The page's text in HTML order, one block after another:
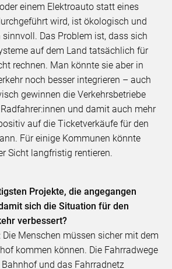
einem Elektroauto statt eines
wird, ist ökologisch und
Das Problem ist, dass sich
auf dem Land tatsächlich für
rechnen. Man könnte sie aber in
noch besser integrieren – auch
gewinnen die Verkehrsbetriebe
und damit auch mehr
auf die Ticketverkäufe für den
Für einige Kommunen könnte
Sicht langfristig rentieren.
Projekte, die angegangen
sich die Situation für den
verbessert?
Menschen müssen sicher mit dem
kommen können. Die Fahrradwege
und das Fahrradnetz